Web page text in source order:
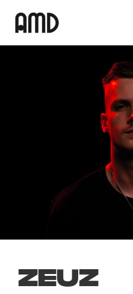
ZEUZ